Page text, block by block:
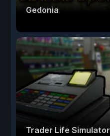
Gedonia
Trader Life Simulator